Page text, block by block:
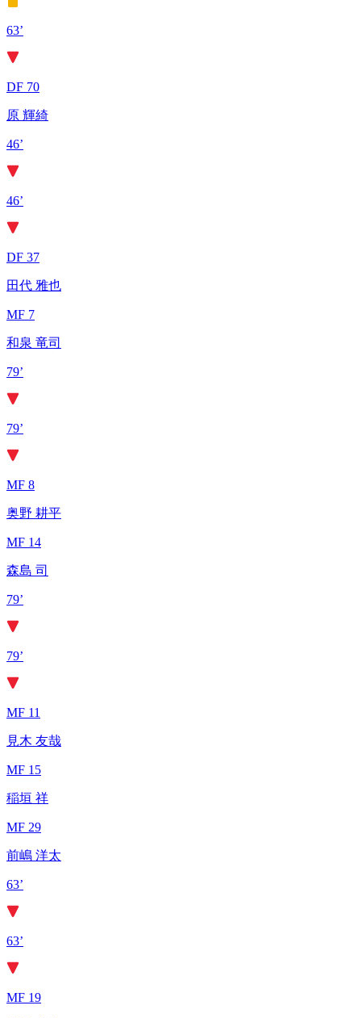
63’
DF 70
原 輝綺
46’
46’
DF 37
田代 雅也
MF 7
和泉 竜司
79’
79’
MF 8
奥野 耕平
MF 14
森島 司
79’
79’
MF 11
見木 友哉
MF 15
稲垣 祥
MF 29
前嶋 洋太
63’
63’
MF 19